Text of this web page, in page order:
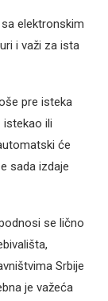
sa elektronskim
i važi za ista
pre isteka
istekao ili
će
sada izdaje
se lično
Srbije
je važeća